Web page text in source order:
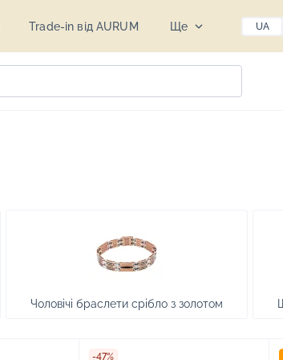
Trade-in від AURUM Ще UA
Чоловічі браслети срібло з золотом
-47%